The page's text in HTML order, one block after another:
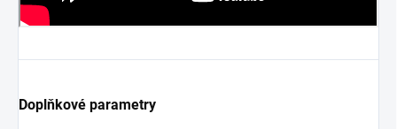
Doplňkové parametry